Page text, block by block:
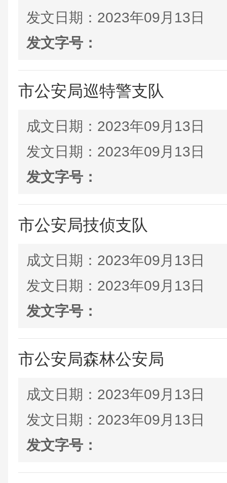
发文日期： 2023年09月13日
发文字号：
市公安局巡特警支队
成文日期： 2023年09月13日
发文日期： 2023年09月13日
发文字号：
市公安局技侦支队
成文日期： 2023年09月13日
发文日期： 2023年09月13日
发文字号：
市公安局森林公安局
成文日期： 2023年09月13日
发文日期： 2023年09月13日
发文字号：